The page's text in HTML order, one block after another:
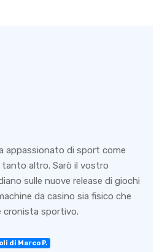
appassionato di sport come
altro. Sarò il vostro
sulle nuove release di giochi
da casino sia fisico che
cronista sportivo.
di Marco P.